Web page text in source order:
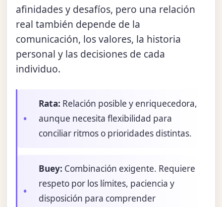
afinidades y desafíos, pero una relación
real también depende de la
comunicación, los valores, la historia
personal y las decisiones de cada
individuo.
Rata: Relación posible y enriquecedora,
aunque necesita flexibilidad para
conciliar ritmos o prioridades distintas.
Buey: Combinación exigente. Requiere
respeto por los límites, paciencia y
disposición para comprender